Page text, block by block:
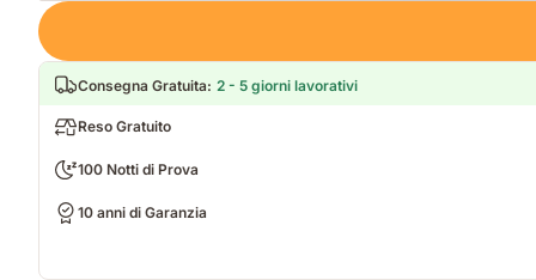
Loading
Consegna Gratuita: 2 - 5 giorni lavorativi
Reso Gratuito
100 Notti di Prova
10 anni di Garanzia